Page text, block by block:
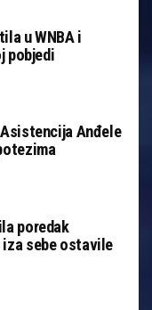
u WNBA i
pobjedi
Anđele
poredak
iza sebe ostavile